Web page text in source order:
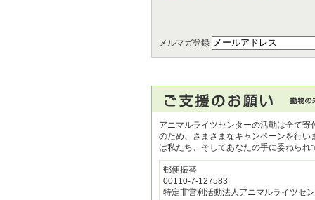
メルマガ登録
アニマルライツセンターの活動は全て
のため、さまざまなキャンペーンを行
は私たち、そしてあなたの手に委ねられ
郵便振替
00110-7-127583
特定非営利活動法人アニマルライツセ